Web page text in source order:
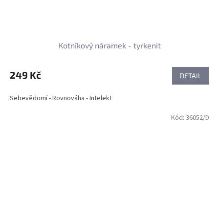
Kotníkový náramek - tyrkenit
249 Kč DETAIL
Sebevědomí - Rovnováha - Intelekt
Kód: 36052/D